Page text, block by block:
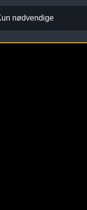
nødvendige